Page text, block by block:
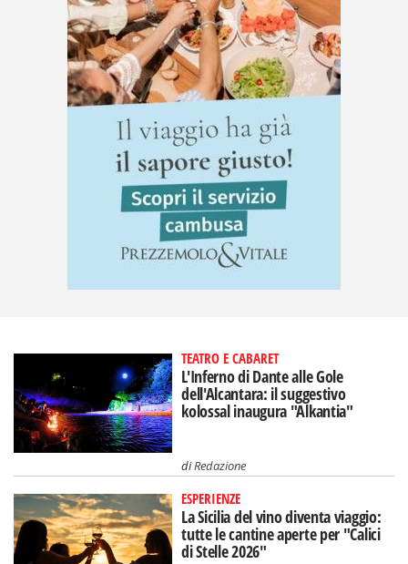
TEATRO E CABARET
L'Inferno di Dante alle Gole
dell'Alcantara: il suggestivo
kolossal inaugura "Alkantia"
diRedazione
ESPERIENZE
La Sicilia del vino diventa viaggio:
tutte le cantine aperte per "Calici
di Stelle 2026"